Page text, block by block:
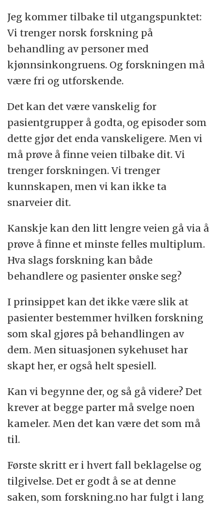
Jeg kommer tilbake til utgangspunktet:
Vi trenger norsk forskning på
behandling av personer med
kjønnsinkongruens. Og forskningen må
være fri og utforskende.
Det kan det være vanskelig for
pasientgrupper å godta, og episoder som
dette gjør det enda vanskeligere. Men vi
må prøve å finne veien tilbake dit. Vi
trenger forskningen. Vi trenger
kunnskapen, men vi kan ikke ta
snarveier dit.
Kanskje kan den litt lengre veien gå via å
prøve å finne et minste felles multiplum.
Hva slags forskning kan både
behandlere og pasienter ønske seg?
I prinsippet kan det ikke være slik at
pasienter bestemmer hvilken forskning
som skal gjøres på behandlingen av
dem. Men situasjonen sykehuset har
skapt her, er også helt spesiell.
Kan vi begynne der, og så gå videre? Det
krever at begge parter må svelge noen
kameler. Men det kan være det som må
til.
Første skritt er i hvert fall beklagelse og
tilgivelse. Det er godt å se at denne
saken, som forskning.no har fulgt i lang